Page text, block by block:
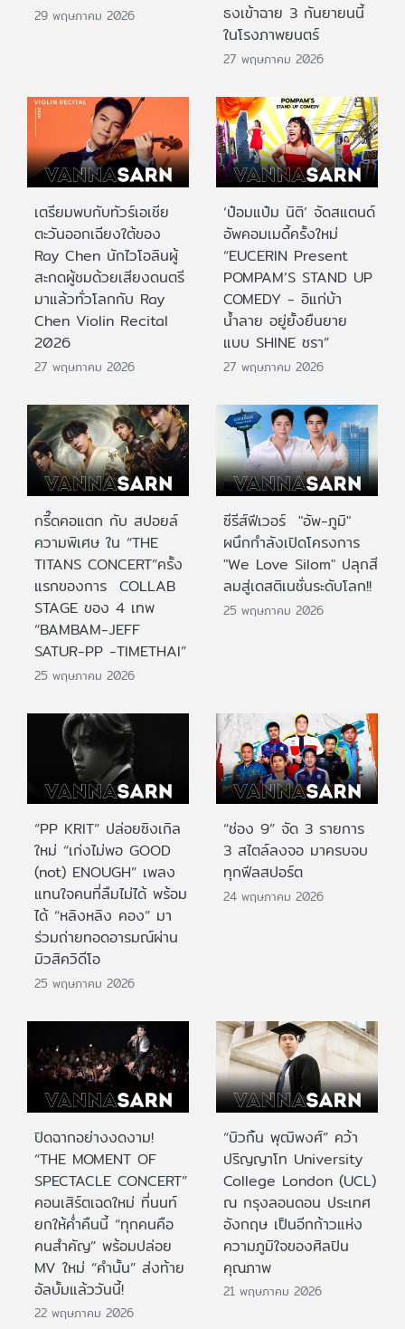
29 พฤษภาคม 2026
ธงเข้าฉาย 3 กันยายนนี้
ในโรงภาพยนตร์
27 พฤษภาคม 2026
เตรียมพบกับทัวร์เอเชีย
ตะวันออกเฉียงใต้ของ
Ray Chen นักไวโอลินผู้
สะกดผู้ชมด้วยเสียงดนตรี
มาแล้วทั่วโลกกับ Ray
Chen Violin Recital
2026
27 พฤษภาคม 2026
‘ป๋อมแป๋ม นิติ’ จัดสแตนด์
อัพคอมเมดี้ครั้งใหม่
“EUCERIN Present
POMPAM’S STAND UP
COMEDY - อิแก่บ้า
น้ำลาย อยู่ยั้งยืนยาย
แบบ SHINE ชรา”
27 พฤษภาคม 2026
กรี๊ดคอแตก กับ สปอยล์
ความพิเศษ ใน “THE
TITANS CONCERT”ครั้ง
แรกของการ COLLAB
STAGE ของ 4 เทพ
“BAMBAM-JEFF
SATUR-PP -TIMETHAI”
25 พฤษภาคม 2026
ซีรีส์ฟีเวอร์ "อัพ-ภูมิ"
ผนึกกำลังเปิดโครงการ
"We Love Silom" ปลุกสี
ลมสู่เดสติเนชั่นระดับโลก!!
25 พฤษภาคม 2026
“PP KRIT” ปล่อยซิงเกิล
ใหม่ “เก่งไม่พอ GOOD
(not) ENOUGH” เพลง
แทนใจคนที่ลืมไม่ได้ พร้อม
ได้ “หลิงหลิง คอง” มา
ร่วมถ่ายทอดอารมณ์ผ่าน
มิวสิควิดีโอ
25 พฤษภาคม 2026
“ช่อง 9” จัด 3 รายการ
3 สไตล์ลงจอ มาครบจบ
ทุกฟีลสปอร์ต
24 พฤษภาคม 2026
ปิดฉากอย่างงดงาม!
“THE MOMENT OF
SPECTACLE CONCERT”
คอนเสิร์ตเฉดใหม่ ที่นนท์
ยกให้ค่ำคืนนี้ “ทุกคนคือ
คนสำคัญ” พร้อมปล่อย
MV ใหม่ “คำนั้น” ส่งท้าย
อัลบั้มแล้ววันนี้!
22 พฤษภาคม 2026
“บิวกิ้น พุฒิพงศ์” คว้า
ปริญญาโท University
College London (UCL)
ณ กรุงลอนดอน ประเทศ
อังกฤษ เป็นอีกก้าวแห่ง
ความภูมิใจของศิลปิน
คุณภาพ
21 พฤษภาคม 2026